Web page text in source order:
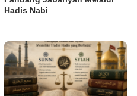
Hadis Nabi